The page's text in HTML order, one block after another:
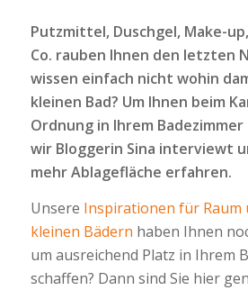
Putzmittel, Duschgel, Make-
Co. rauben Ihnen den letzten
wissen einfach nicht wohin
kleinen Bad? Um Ihnen beim
Ordnung in Ihrem
wir Bloggerin Sina interviewt
mehr Ablagefläche erfahren.
Unsere Inspirationen für Raum
kleinen Bädern haben Ihnen
um ausreichend Platz in Ihrem
schaffen? Dann sind Sie hier